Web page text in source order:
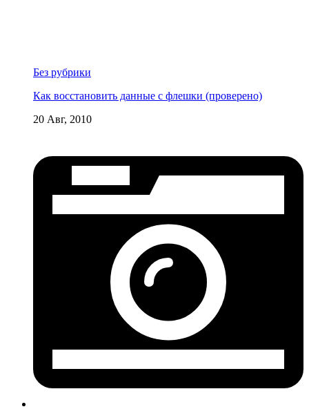
Без рубрики
Как восстановить данные с флешки (проверено)
20 Авг, 2010